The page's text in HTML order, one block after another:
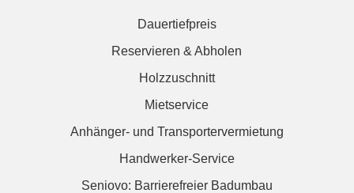
Dauertiefpreis
Reservieren & Abholen
Holzzuschnitt
Mietservice
Anhänger- und Transportervermietung
Handwerker-Service
Seniovo: Barrierefreier Badumbau